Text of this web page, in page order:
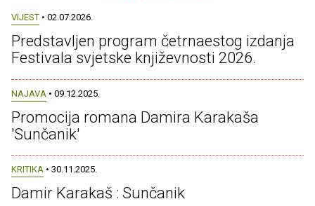
VIJEST • 02.07.2026.
Predstavljen program četrnaestog izdanja
Festivala svjetske književnosti 2026.
NAJAVA • 09.12.2025.
Promocija romana Damira Karakaša
'Sunčanik'
KRITIKA • 30.11.2025.
Damir Karakaš : Sunčanik